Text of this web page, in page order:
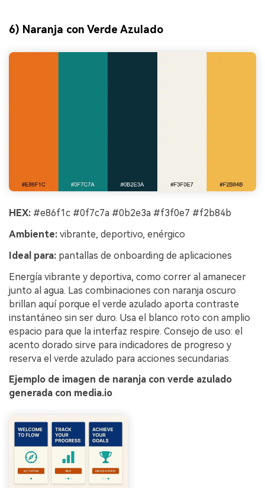
6) Naranja con Verde Azulado
HEX: #e86f1c #0f7c7a #0b2e3a #f3f0e7 #f2b84b
Ambiente: vibrante, deportivo, enérgico
Ideal para: pantallas de onboarding de aplicaciones
Energía vibrante y deportiva, como correr al amanecer
junto al agua. Las combinaciones con naranja oscuro
brillan aquí porque el verde azulado aporta contraste
instantáneo sin ser duro. Usa el blanco roto con amplio
espacio para que la interfaz respire. Consejo de uso: el
acento dorado sirve para indicadores de progreso y
reserva el verde azulado para acciones secundarias.
Ejemplo de imagen de naranja con verde azulado
generada con media.io